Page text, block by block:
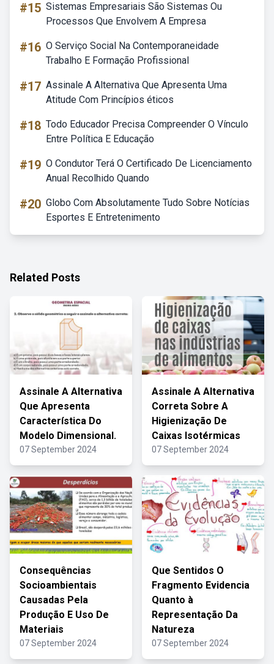
#15 Sistemas Empresariais São Sistemas Ou
Processos Que Envolvem A Empresa
#16 O Serviço Social Na Contemporaneidade
Trabalho E Formação Profissional
#17 Assinale A Alternativa Que Apresenta Uma
Atitude Com Princípios éticos
#18 Todo Educador Precisa Compreender O Vínculo
Entre Política E Educação
#19 O Condutor Terá O Certificado De Licenciamento
Anual Recolhido Quando
#20 Globo Com Absolutamente Tudo Sobre Notícias
Esportes E Entretenimento
Related Posts
Assinale A Alternativa
Que Apresenta
Característica Do
Modelo Dimensional.
07 September 2024
Assinale A Alternativa
Correta Sobre A
Higienização De
Caixas Isotérmicas
07 September 2024
Consequências
Socioambientais
Causadas Pela
Produção E Uso De
Materiais
07 September 2024
Que Sentidos O
Fragmento Evidencia
Quanto à
Representação Da
Natureza
07 September 2024